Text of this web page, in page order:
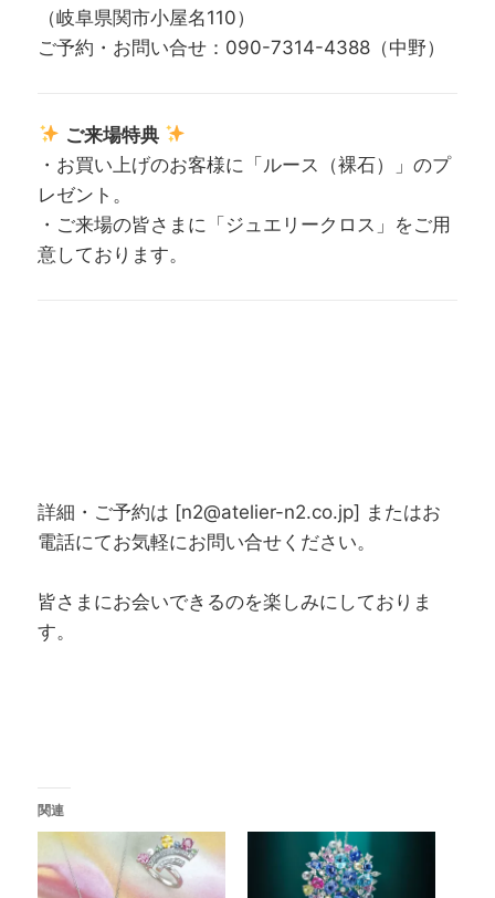
（岐阜県関市小屋名110）
ご予約・お問い合せ：090-7314-4388（中野）
ご来場特典
・お買い上げのお客様に「ルース（裸石）」のプ
レゼント。
・ご来場の皆さまに「ジュエリークロス」をご用
意しております。
詳細・ご予約は [n2@atelier-n2.co.jp] またはお
電話にてお気軽にお問い合せください。
皆さまにお会いできるのを楽しみにしておりま
す。
関連